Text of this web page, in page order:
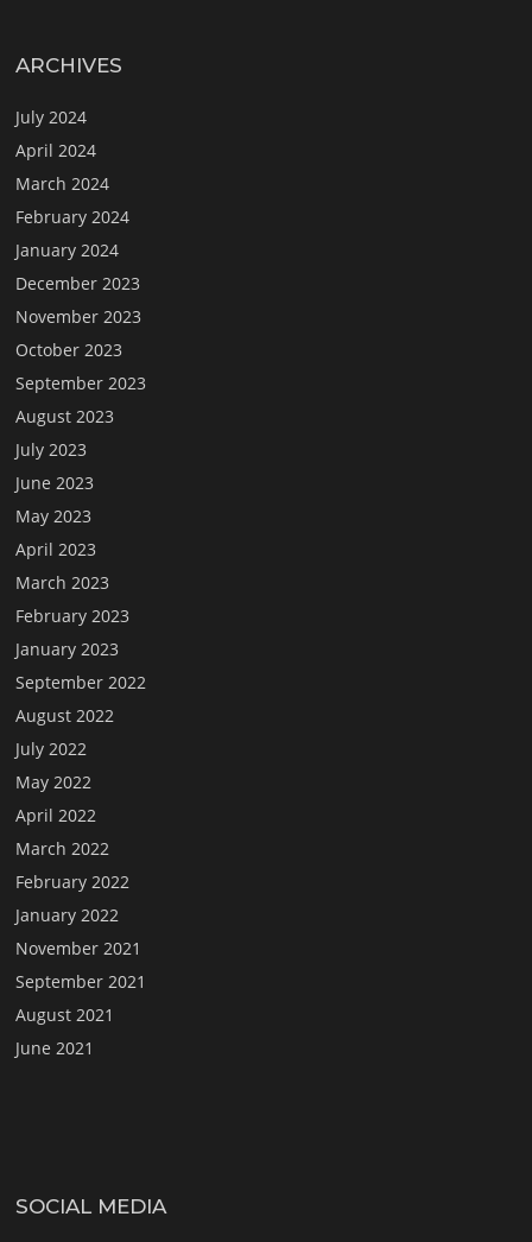
ARCHIVES
July 2024
April 2024
March 2024
February 2024
January 2024
December 2023
November 2023
October 2023
September 2023
August 2023
July 2023
June 2023
May 2023
April 2023
March 2023
February 2023
January 2023
September 2022
August 2022
July 2022
May 2022
April 2022
March 2022
February 2022
January 2022
November 2021
September 2021
August 2021
June 2021
SOCIAL MEDIA